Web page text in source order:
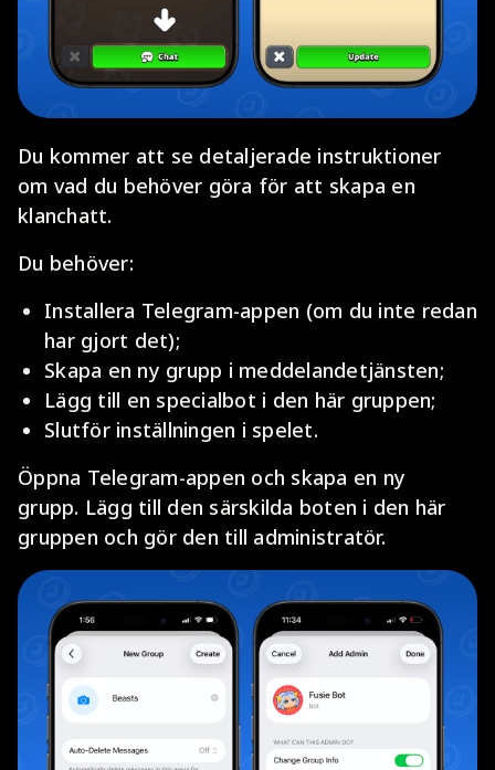
Du kommer att se detaljerade instruktioner
om vad du behöver göra för att skapa en
klanchatt.
Du behöver:
Installera Telegram-appen (om du inte redan
har gjort det);
Skapa en ny grupp i meddelandetjänsten;
Lägg till en specialbot i den här gruppen;
Slutför inställningen i spelet.
Öppna Telegram-appen och skapa en ny
grupp. Lägg till den särskilda boten i den här
gruppen och gör den till administratör.